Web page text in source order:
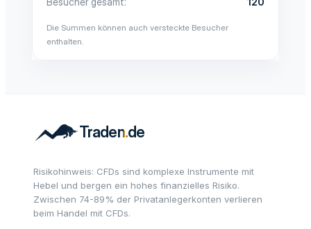
Die Summen können auch versteckte Besucher
enthalten.
Risikohinweis: CFDs sind komplexe Instrumente mit
Hebel und bergen ein hohes finanzielles Risiko.
Zwischen 74-89% der Privatanlegerkonten verlieren
beim Handel mit CFDs.